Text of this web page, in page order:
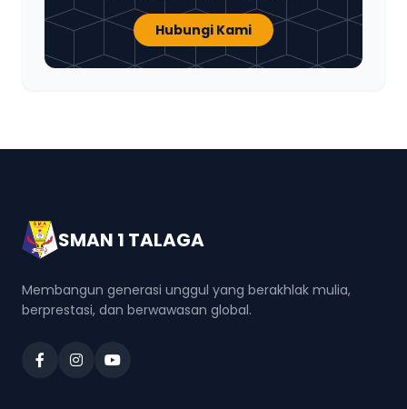
Hubungi Kami
SMAN 1 TALAGA
Membangun generasi unggul yang berakhlak mulia,
berprestasi, dan berwawasan global.